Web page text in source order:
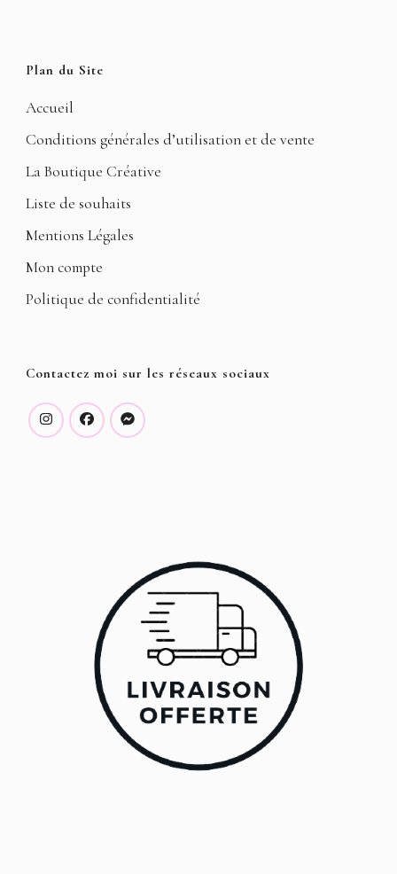
Plan du Site
Accueil
Conditions générales d’utilisation et de vente
La Boutique Créative
Liste de souhaits
Mentions Légales
Mon compte
Politique de confidentialité
Contactez moi sur les réseaux sociaux